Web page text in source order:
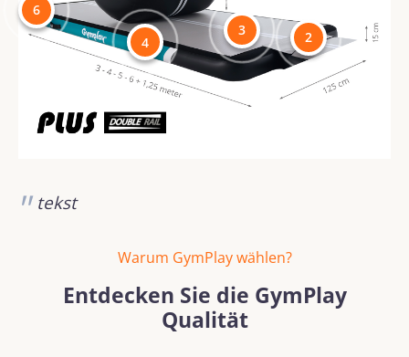
2
3
4
6
tekst
Warum GymPlay wählen?
Entdecken Sie die GymPlay
Qualität